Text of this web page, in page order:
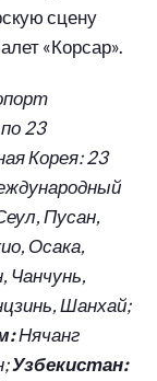
сцену
«Корсар».
23
Корея: 23
Пусан,
Осака,
Чанчунь,
Шанхай;
Нячанг
Узбекистан: